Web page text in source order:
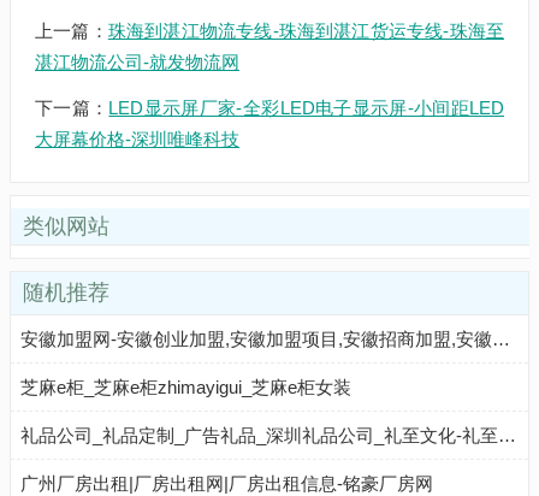
上一篇： 珠海到湛江物流专线-珠海到湛江货运专线-珠海至
湛江物流公司-就发物流网
下一篇： LED显示屏厂家-全彩LED电子显示屏-小间距LED
大屏幕价格-深圳唯峰科技
类似网站
随机推荐
安徽加盟网-安徽创业加盟,安徽加盟项目,安徽招商加盟,安徽创业加盟好项目,安徽大学生创业网站
芝麻e柜_芝麻e柜zhimayigui_芝麻e柜女装
礼品公司_礼品定制_广告礼品_深圳礼品公司_礼至文化-礼至集团
广州厂房出租|厂房出租网|厂房出租信息-铭豪厂房网